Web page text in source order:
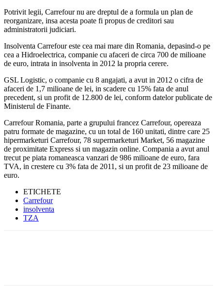
Potrivit legii, Carrefour nu are dreptul de a formula un plan de
reorganizare, insa acesta poate fi propus de creditori sau
administratorii judiciari.
Insolventa Carrefour este cea mai mare din Romania, depasind-o pe
cea a Hidroelectrica, companie cu afaceri de circa 700 de milioane
de euro, intrata in insolventa in 2012 la propria cerere.
GSL Logistic, o companie cu 8 angajati, a avut in 2012 o cifra de
afaceri de 1,7 milioane de lei, in scadere cu 15% fata de anul
precedent, si un profit de 12.800 de lei, conform datelor publicate de
Ministerul de Finante.
Carrefour Romania, parte a grupului francez Carrefour, opereaza
patru formate de magazine, cu un total de 160 unitati, dintre care 25
hipermarketuri Carrefour, 78 supermarketuri Market, 56 magazine
de proximitate Express si un magazin online. Compania a avut anul
trecut pe piata romaneasca vanzari de 986 milioane de euro, fara
TVA, in crestere cu 3% fata de 2011, si un profit de 23 milioane de
euro.
ETICHETE
Carrefour
insolventa
TZA